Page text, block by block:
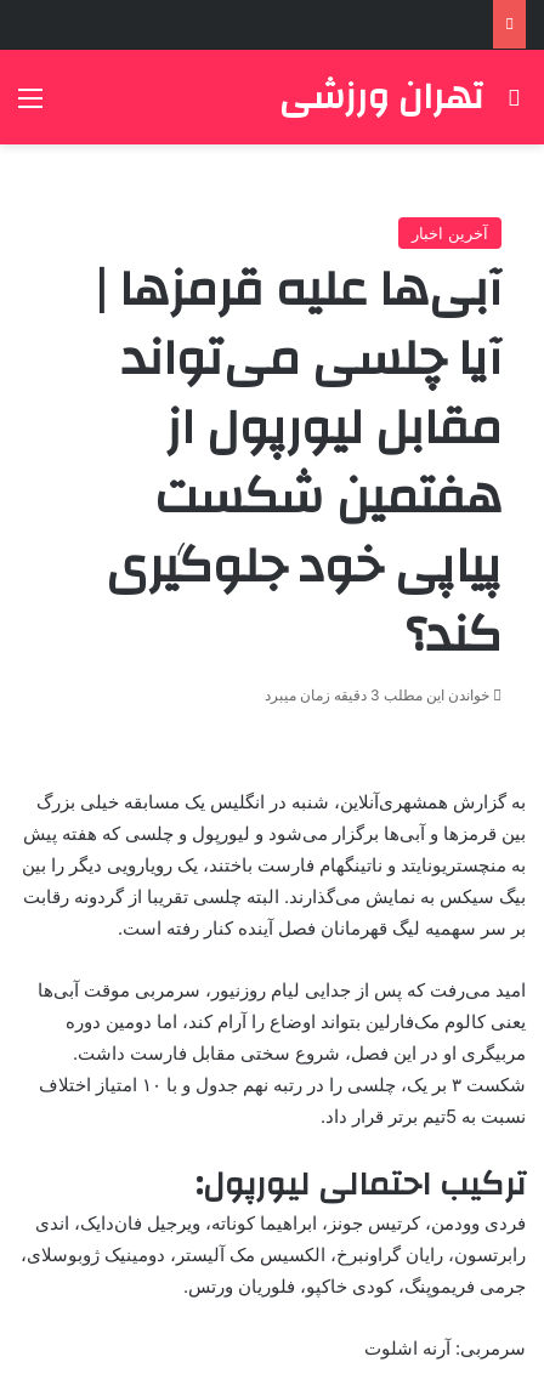
تهران ورزشی
جستجو برای
آخرین اخبار
آبی‌ها علیه قرمزها |
آیا چلسی می‌تواند
مقابل لیورپول از
هفتمین شکست
پیاپی خود جلوگیری
کند؟
خواندن این مطلب 3 دقیقه زمان میبرد
به گزارش همشهری‌آنلاین، شنبه در انگلیس یک مسابقه خیلی بزرگ
بین قرمزها و آبی‌ها برگزار می‌شود و لیورپول و چلسی که هفته پیش
به منچستریونایتد و ناتینگهام فارست باختند، یک رویارویی دیگر را بین
بیگ سیکس به نمایش می‌گذارند. البته چلسی تقریبا از گردونه رقابت
بر سر سهمیه لیگ قهرمانان فصل آینده کنار رفته است.
امید می‌رفت که پس از جدایی لیام روزنیور، سرمربی موقت آبی‌ها
یعنی کالوم مک‌فارلین بتواند اوضاع را آرام کند، اما دومین دوره
مربیگری او در این فصل، شروع سختی مقابل فارست داشت.
شکست ۳ بر یک، چلسی را در رتبه نهم جدول و با ۱۰ امتیاز اختلاف
نسبت به 5تیم برتر قرار داد.
ترکیب احتمالی لیورپول:
فردی وودمن، کرتیس جونز، ابراهیما کوناته، ویرجیل فان‌دایک، اندی
رابرتسون، رایان گراونبرخ، الکسیس مک آلیستر، دومینیک ژوبوسلای،
جرمی فریموپنگ، کودی خاکپو، فلوریان ورتس.
سرمربی: آرنه اشلوت